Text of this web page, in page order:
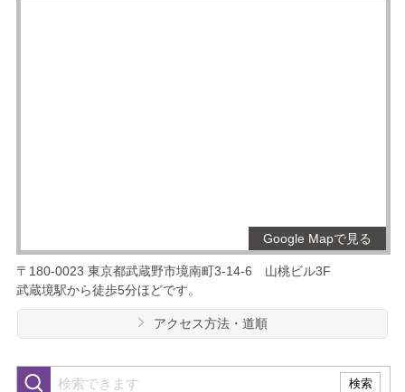
Google Mapで見る
〒180-0023 東京都武蔵野市境南町3-14-6
山桃ビル3F
武蔵境駅から徒歩5分ほどです。
アクセス方法・道順